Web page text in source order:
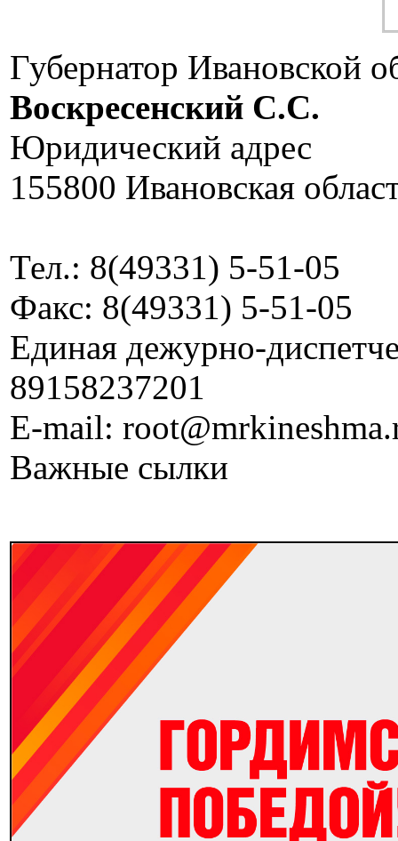
Губернатор Ивановской
Воскресенский C.C.
Юридический адрес
155800 Ивановская
Тел.: 8(49331) 5-51-05
Факс: 8(49331) 5-51-05
Единая дежурно-
89158237201
E-mail:
Важные сылки